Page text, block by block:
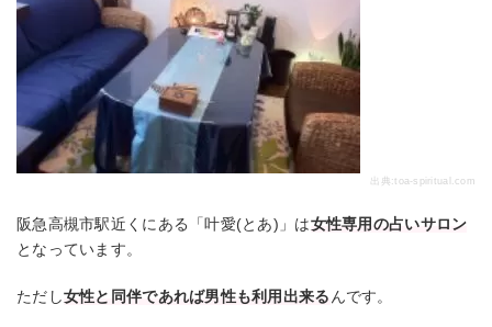
出典:toa-spiritual.com
阪急高槻市駅近くにある「叶愛(とあ)」は女性専用の占いサロン
となっています。
ただし女性と同伴であれば男性も利用出来る んです。